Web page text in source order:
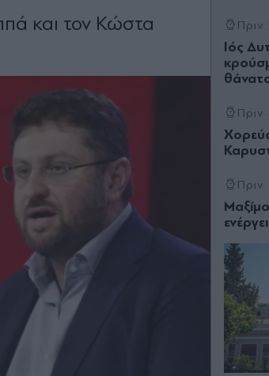
και τον Κώστα
Πριν
Ιός
Πριν
Πριν